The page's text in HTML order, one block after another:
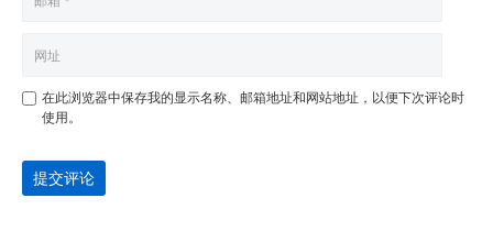
在此浏览器中保存我的显示名称、邮箱地址和网站地址，以便下次评论时
使用。
提交评论